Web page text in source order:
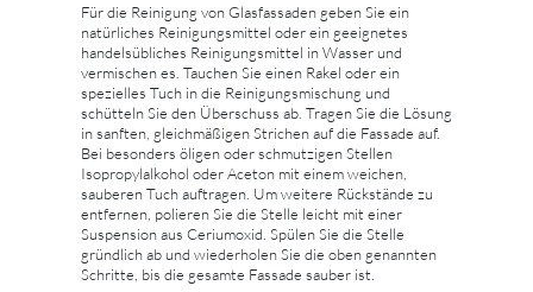
Für die Reinigung von Glasfassaden geben Sie ein
natürliches Reinigungsmittel oder ein geeignetes
handelsübliches Reinigungsmittel in Wasser und
vermischen es. Tauchen Sie einen Rakel oder ein
spezielles Tuch in die Reinigungsmischung und
schütteln Sie den Überschuss ab. Tragen Sie die Lösung
in sanften, gleichmäßigen Strichen auf die Fassade auf.
Bei besonders öligen oder schmutzigen Stellen
Isopropylalkohol oder Aceton mit einem weichen,
sauberen Tuch auftragen. Um weitere Rückstände zu
entfernen, polieren Sie die Stelle leicht mit einer
Suspension aus Ceriumoxid. Spülen Sie die Stelle
gründlich ab und wiederholen Sie die oben genannten
Schritte, bis die gesamte Fassade sauber ist.